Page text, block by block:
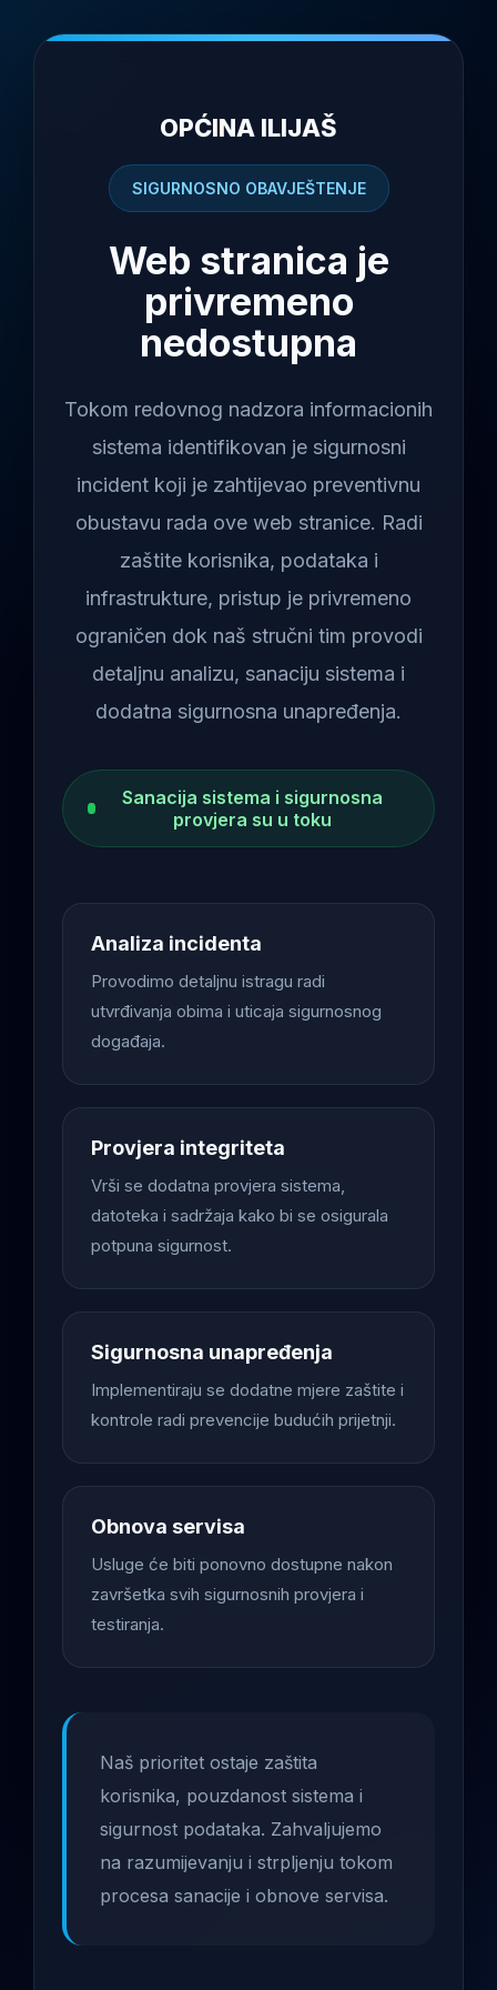
OPĆINA ILIJAŠ
SIGURNOSNO OBAVJEŠTENJE
Web stranica je
privremeno
nedostupna
Tokom redovnog nadzora informacionih
sistema identifikovan je sigurnosni
incident koji je zahtijevao preventivnu
obustavu rada ove web stranice. Radi
zaštite korisnika, podataka i
infrastrukture, pristup je privremeno
ograničen dok naš stručni tim provodi
detaljnu analizu, sanaciju sistema i
dodatna sigurnosna unapređenja.
Sanacija sistema i sigurnosna
provjera su u toku
Analiza incidenta
Provodimo detaljnu istragu radi
utvrđivanja obima i uticaja sigurnosnog
događaja.
Provjera integriteta
Vrši se dodatna provjera sistema,
datoteka i sadržaja kako bi se osigurala
potpuna sigurnost.
Sigurnosna unapređenja
Implementiraju se dodatne mjere zaštite i
kontrole radi prevencije budućih prijetnji.
Obnova servisa
Usluge će biti ponovno dostupne nakon
završetka svih sigurnosnih provjera i
testiranja.
Naš prioritet ostaje zaštita
korisnika, pouzdanost sistema i
sigurnost podataka. Zahvaljujemo
na razumijevanju i strpljenju tokom
procesa sanacije i obnove servisa.